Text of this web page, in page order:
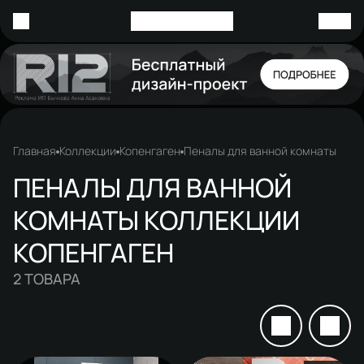
Главная Коллекции Копенгаген Пеналы для ванной комнаты
ПЕНАЛЫ ДЛЯ ВАННОЙ
КОМНАТЫ КОЛЛЕКЦИИ
КОПЕНГАГЕН
2ТОВАРА